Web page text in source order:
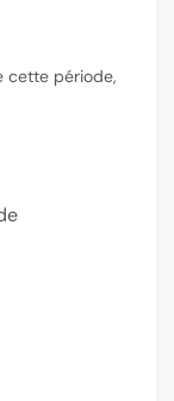
cette période,